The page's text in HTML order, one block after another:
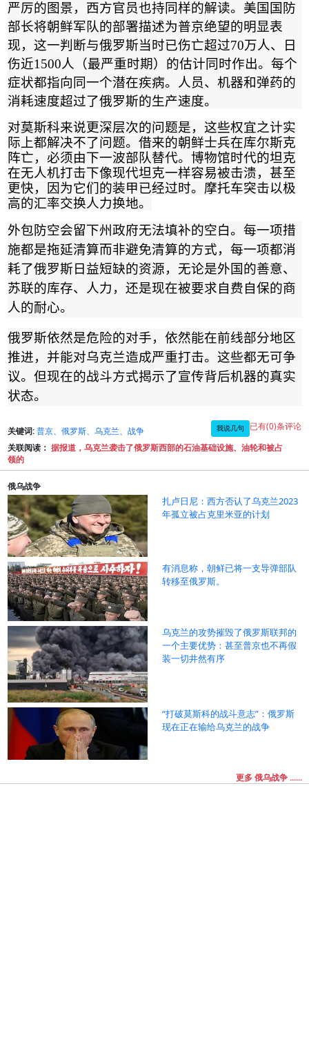
严厉的图景，西方官员也持同样的解读。美国国防
部长将朝鲜军队的部署描述为普京绝望的明显表
现，这一判断与俄罗斯当时已伤亡超过70万人、日
伤近1500人（最严重时期）的估计同时作出。每个
症状都指向同一个潜在疾病。人员、机器和弹药的
消耗速度超过了俄罗斯的生产速度。
对莫斯科来说更深层次的问题是，这些权宜之计实
际上都解决不了问题。借来的朝鲜士兵在库尔斯克
阵亡，必须由下一波部队替代。博物馆时代的坦克
在无人机打击下像现代坦克一样容易被击溃，甚至
更快，因为它们的装甲已经过时。摩托车突击以极
高的汇率交换人力换地。
外包防空会留下州政府无法填补的空白。每一项措
施都是拖延清算而非避免清算的方式，每一项都消
耗了俄罗斯日益短缺的资源，无论是外国的善意、
苏联的库存、人力，还是现在被要求自费自保的商
人的耐心。
俄罗斯依然是危险的对手，依然能在前线部分地区
推进，并能对乌克兰造成严重打击。这些都无可争
议。但现在的战斗方式揭示了宣传背后机器的真实
状态。
关键词: 普京、俄罗斯、乌克兰、战争 我说几句 已有(0)条评论
关联阅读： 据报道，乌克兰袭击了俄罗斯西部的石油基础设施、油轮和被占
领的
俄乌战争
扎卢日尼：西方否认了乌克兰2023
年孤立被占克里米亚的计划
有消息称，朝鲜已将一支导弹部队
转移至俄罗斯。
乌克兰的攻势摧毁了俄罗斯联邦的
一个主要优势：甚至普京也不再假
装一切井然有序
“打破莫斯科的战斗意志”：俄罗斯
现在正在输给乌克兰的战争
更多 俄乌战争 ......